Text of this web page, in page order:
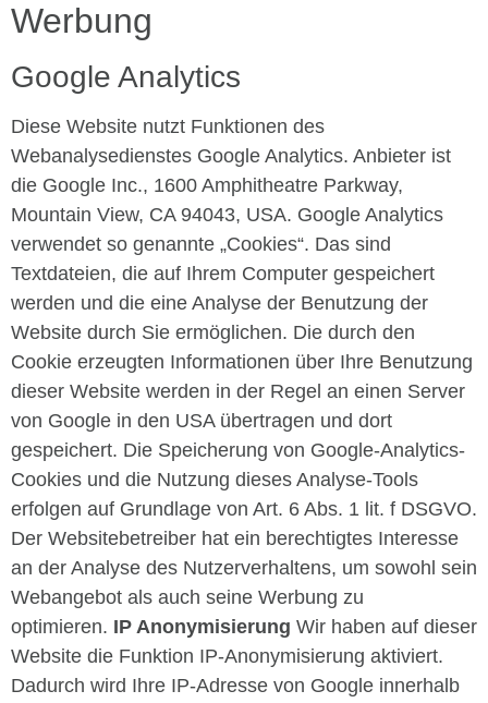
Werbung
Google Analytics
Diese Website nutzt Funktionen des
Webanalysedienstes Google Analytics. Anbieter ist
die Google Inc., 1600 Amphitheatre Parkway,
Mountain View, CA 94043, USA. Google Analytics
verwendet so genannte „Cookies“. Das sind
Textdateien, die auf Ihrem Computer gespeichert
werden und die eine Analyse der Benutzung der
Website durch Sie ermöglichen. Die durch den
Cookie erzeugten Informationen über Ihre Benutzung
dieser Website werden in der Regel an einen Server
von Google in den USA übertragen und dort
gespeichert. Die Speicherung von Google-Analytics-
Cookies und die Nutzung dieses Analyse-Tools
erfolgen auf Grundlage von Art. 6 Abs. 1 lit. f DSGVO.
Der Websitebetreiber hat ein berechtigtes Interesse
an der Analyse des Nutzerverhaltens, um sowohl sein
Webangebot als auch seine Werbung zu
optimieren. IP Anonymisierung Wir haben auf dieser
Website die Funktion IP-Anonymisierung aktiviert.
Dadurch wird Ihre IP-Adresse von Google innerhalb